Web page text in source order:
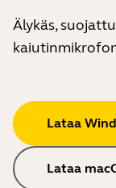
Älykäs,
Lataa
Lataa